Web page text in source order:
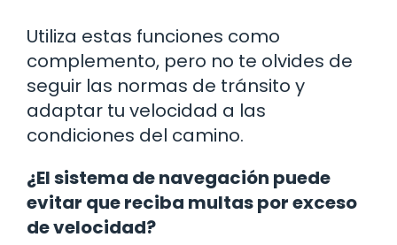
Utiliza estas funciones como
complemento, pero no te olvides de
seguir las normas de tránsito y
adaptar tu velocidad a las
condiciones del camino.
¿El sistema de navegación puede
evitar que reciba multas por exceso
de velocidad?